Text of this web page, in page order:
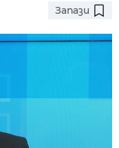
Запази